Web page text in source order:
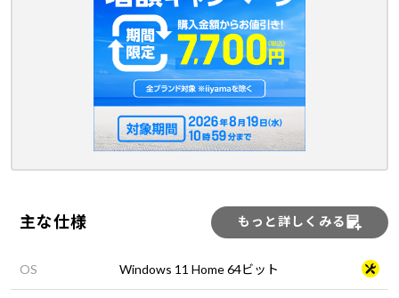
主な仕様 もっと詳しくみる
OS Windows 11 Home 64ビット